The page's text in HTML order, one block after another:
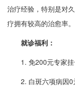
治疗经验，特别是对
疗拥有较高的治愈率。
就诊福利：
1. 免200元专家挂
2. 白斑六项病因0